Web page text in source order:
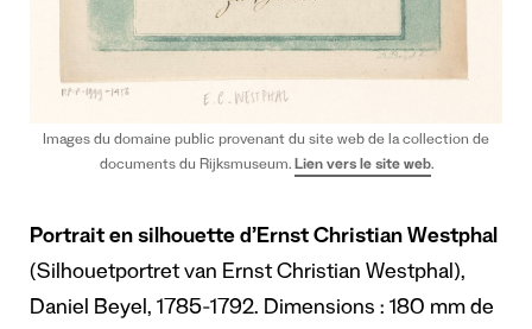
Images du domaine public provenant du site web de la collection de
documents du Rijksmuseum. Lien vers le site web.
Portrait en silhouette d’Ernst Christian Westphal
(Silhouetportret van Ernst Christian Westphal),
Daniel Beyel, 1785-1792. Dimensions : 180 mm de